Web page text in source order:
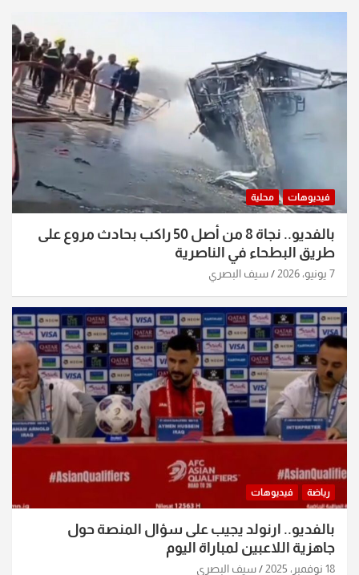
فيديوهات محلية
بالفديو.. نجاة 8 من أصل 50 راكب بحادث مروع على
طريق البطحاء في الناصرية
7 يونيو، 2026 سيف البصري
رياضة فيديوهات
بالفديو.. ارنولد يجيب على سؤال المنصة حول
جاهزية اللاعبين لمباراة اليوم
18 نوفمبر، 2025 سيف البصري